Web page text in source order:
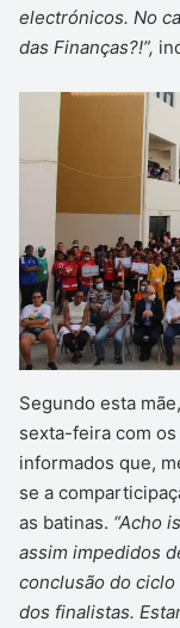
electrónicos. No
das Finanças?!”,
Segundo esta
sexta-feira com
informados que,
se a
as batinas. “Acho
assim impedidos
conclusão do
dos finalistas.